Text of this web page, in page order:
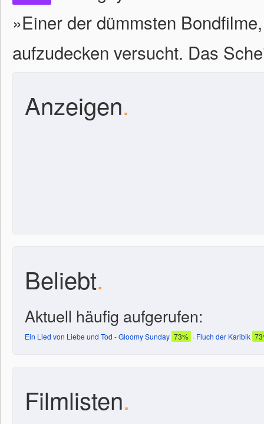
»Einer der dümmsten
aufzudecken versucht. Das
Anzeigen.
Beliebt.
Aktuell häufig aufgerufen:
Ein Lied von Liebe und Tod - Gloomy Sunday 73% · Fluch der Karibik
Filmlisten.